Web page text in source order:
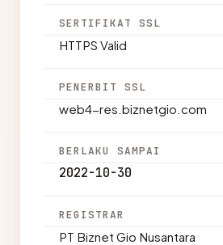
SERTIFIKAT SSL
HTTPS Valid
PENERBIT SSL
web4-res.biznetgio.com
BERLAKU SAMPAI
2022-10-30
REGISTRAR
PT Biznet Gio Nusantara